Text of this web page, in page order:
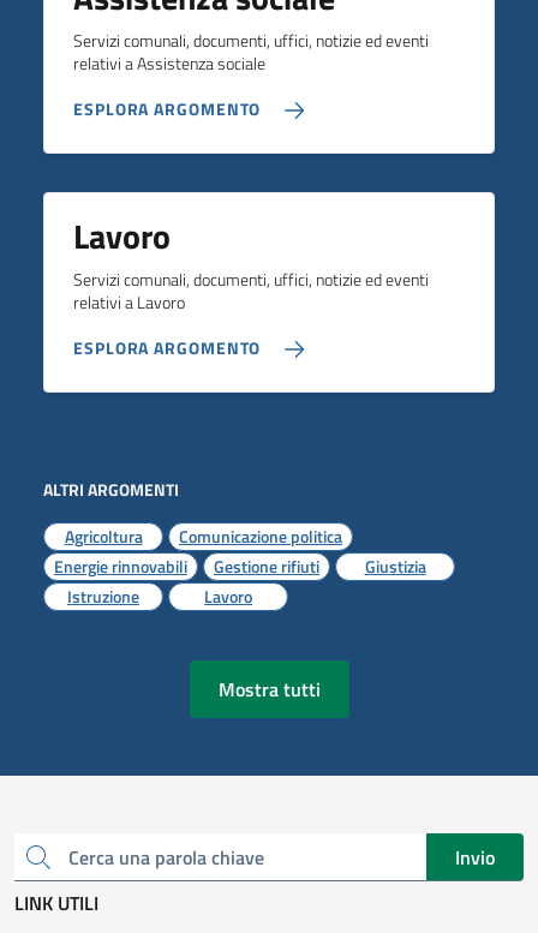
Servizi comunali, documenti, uffici, notizie ed eventi
relativi a Assistenza sociale
ESPLORA ARGOMENTO
Lavoro
Servizi comunali, documenti, uffici, notizie ed eventi
relativi a Lavoro
ESPLORA ARGOMENTO
ALTRI ARGOMENTI
Agricoltura
Comunicazione politica
Energie rinnovabili
Gestione rifiuti
Giustizia
Istruzione
Lavoro
Mostra tutti
Cerca una parola chiave
Invio
LINK UTILI